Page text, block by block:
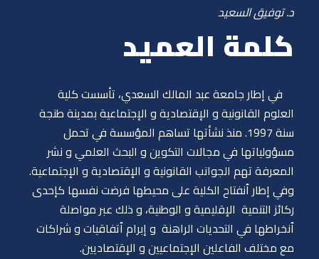
د. توفيق السعيد
كلمة العميد
في إطار جامعة عبد المالك السعدي، تأسست كلية
العلوم القانونية و الإقتصادية و الإجتماعية بمدينة طنجة
سنة 1997. منذ نشأتها تساهم المؤسسة في تحمل
مسؤولياتها في مجالات التكوين و البحث العلمي و نشر
المعرفة تهم الجوانب القانونية و الإقتصادية و الإجتماعية.
وفي إطار ٱنفتاح الكلية على محيطها فرضت نفسها كإحدى
ركائز التنمية الإقليمية و الوطنية، و ذلك عبر مواصلة
ٱنخراطها في التحديات الراهنة و إبرام ٱتفاقيات و شراكات
مع مختلف الفاعلين الإجتماعيين و الإقتصاديين.